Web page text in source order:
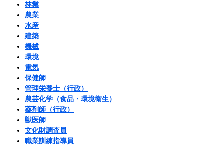
林業
農業
水産
建築
機械
環境
電気
保健師
管理栄養士（行政）
農芸化学（食品・環境衛生）
薬剤師（行政）
獣医師
文化財調査員
職業訓練指導員